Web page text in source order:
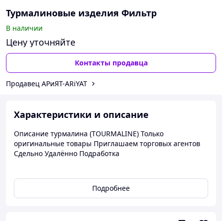
Турмалиновые изделия Фильтр
В наличии
Цену уточняйте
Контакты продавца
Продавец АРиЯТ-ARiYAT
Характеристики и описание
Описание турмалина (TOURMALINE) Только
оригинальные товары Приглашаем торговых агентов
Сдельно Удалённо Подработка
В настоящее время обнаружено и подтверждено то,
что оздоровительные турмалиновые изделия обычно
Подробнее